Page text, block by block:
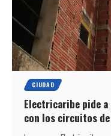
CIUDAD
Electricaribe pide
con los circuitos